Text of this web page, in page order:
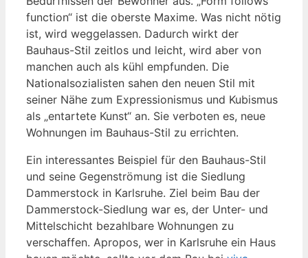
function“ ist die oberste Maxime. Was nicht nötig
ist, wird weggelassen. Dadurch wirkt der
Bauhaus-Stil zeitlos und leicht, wird aber von
manchen auch als kühl empfunden. Die
Nationalsozialisten sahen den neuen Stil mit
seiner Nähe zum Expressionismus und Kubismus
als „entartete Kunst“ an. Sie verboten es, neue
Wohnungen im Bauhaus-Stil zu errichten.
Ein interessantes Beispiel für den Bauhaus-Stil
und seine Gegenströmung ist die Siedlung
Dammerstock in Karlsruhe. Ziel beim Bau der
Dammerstock-Siedlung war es, der Unter- und
Mittelschicht bezahlbare Wohnungen zu
verschaffen. Apropos, wer in Karlsruhe ein Haus